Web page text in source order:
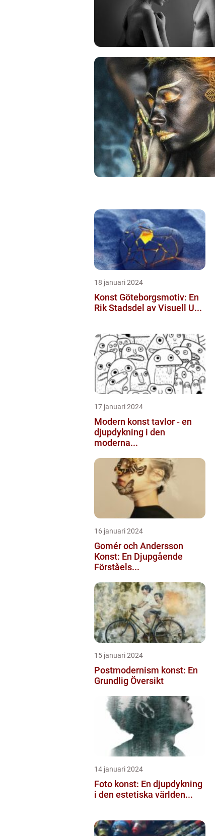
18 januari 2024
Konst Göteborgsmotiv: En
Rik Stadsdel av Visuell U...
17 januari 2024
Modern konst tavlor - en
djupdykning i den
moderna...
16 januari 2024
Gomér och Andersson
Konst: En Djupgående
Förståels...
15 januari 2024
Postmodernism konst: En
Grundlig Översikt
14 januari 2024
Foto konst: En djupdykning
i den estetiska världen...